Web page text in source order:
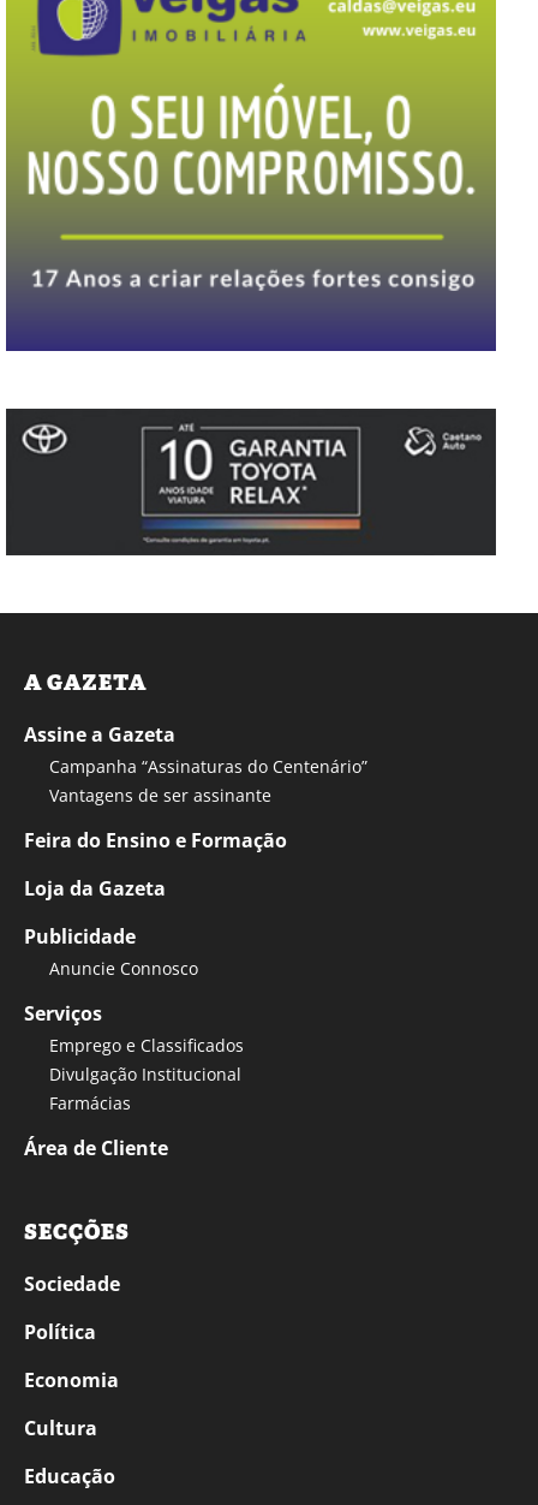
A GAZETA
Assine a Gazeta
Campanha “Assinaturas do Centenário”
Vantagens de ser assinante
Feira do Ensino e Formação
Loja da Gazeta
Publicidade
Anuncie Connosco
Serviços
Emprego e Classificados
Divulgação Institucional
Farmácias
Área de Cliente
SECÇÕES
Sociedade
Política
Economia
Cultura
Educação